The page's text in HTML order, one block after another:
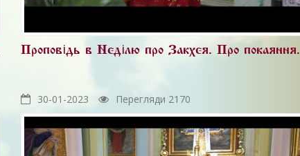
Проповідь в Неділю про Закхея. Про покаяння.
30-01-2023 Перегляди 2170